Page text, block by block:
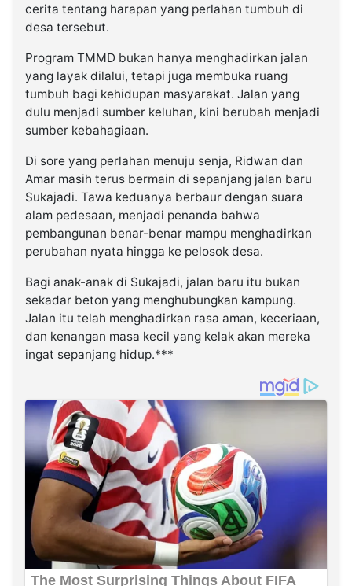
cerita tentang harapan yang perlahan tumbuh di
desa tersebut.
Program TMMD bukan hanya menghadirkan jalan
yang layak dilalui, tetapi juga membuka ruang
tumbuh bagi kehidupan masyarakat. Jalan yang
dulu menjadi sumber keluhan, kini berubah menjadi
sumber kebahagiaan.
Di sore yang perlahan menuju senja, Ridwan dan
Amar masih terus bermain di sepanjang jalan baru
Sukajadi. Tawa keduanya berbaur dengan suara
alam pedesaan, menjadi penanda bahwa
pembangunan benar-benar mampu menghadirkan
perubahan nyata hingga ke pelosok desa.
Bagi anak-anak di Sukajadi, jalan baru itu bukan
sekadar beton yang menghubungkan kampung.
Jalan itu telah menghadirkan rasa aman, keceriaan,
dan kenangan masa kecil yang kelak akan mereka
ingat sepanjang hidup.***